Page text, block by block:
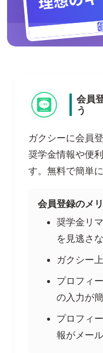
会員
う
ガクシーに会員
奨学金情報や便
す。無料で簡単
会員登録のメ
奨学金リ
を見逃さ
ガクシー
プロフィ
の入力が
プロフィ
報がメー